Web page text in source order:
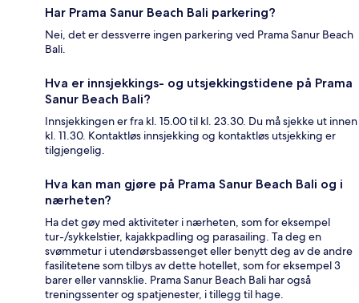
Har Prama Sanur Beach Bali parkering?
Nei, det er dessverre ingen parkering ved Prama Sanur Beach
Bali.
Hva er innsjekkings- og utsjekkingstidene på Prama
Sanur Beach Bali?
Innsjekkingen er fra kl. 15.00 til kl. 23.30. Du må sjekke ut innen
kl. 11.30. Kontaktløs innsjekking og kontaktløs utsjekking er
tilgjengelig.
Hva kan man gjøre på Prama Sanur Beach Bali og i
nærheten?
Ha det gøy med aktiviteter i nærheten, som for eksempel
tur-/sykkelstier, kajakkpadling og parasailing. Ta deg en
svømmetur i utendørsbassenget eller benytt deg av de andre
fasilitetene som tilbys av dette hotellet, som for eksempel 3
barer eller vannsklie. Prama Sanur Beach Bali har også
treningssenter og spatjenester, i tillegg til hage.